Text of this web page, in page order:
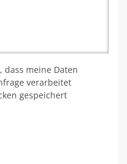
meine Daten
verarbeitet
gespeichert